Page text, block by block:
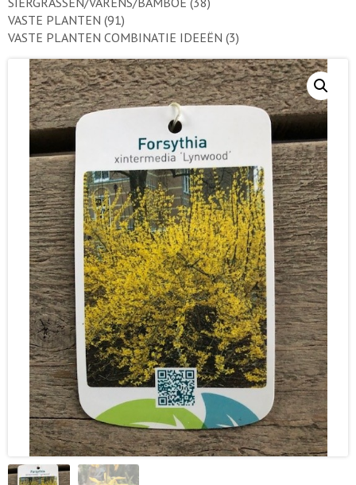
VASTE PLANTEN (91)
VASTE PLANTEN COMBINATIE IDEEËN (3)